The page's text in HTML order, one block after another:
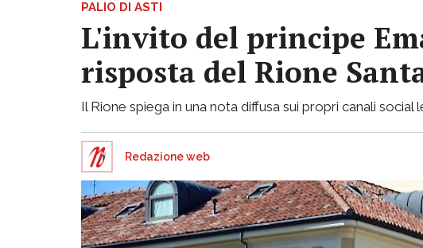
PALIO DI ASTI
L'invito del principe
risposta del Rione
Il Rione spiega in una nota diffusa sui propri canali
Redazione web